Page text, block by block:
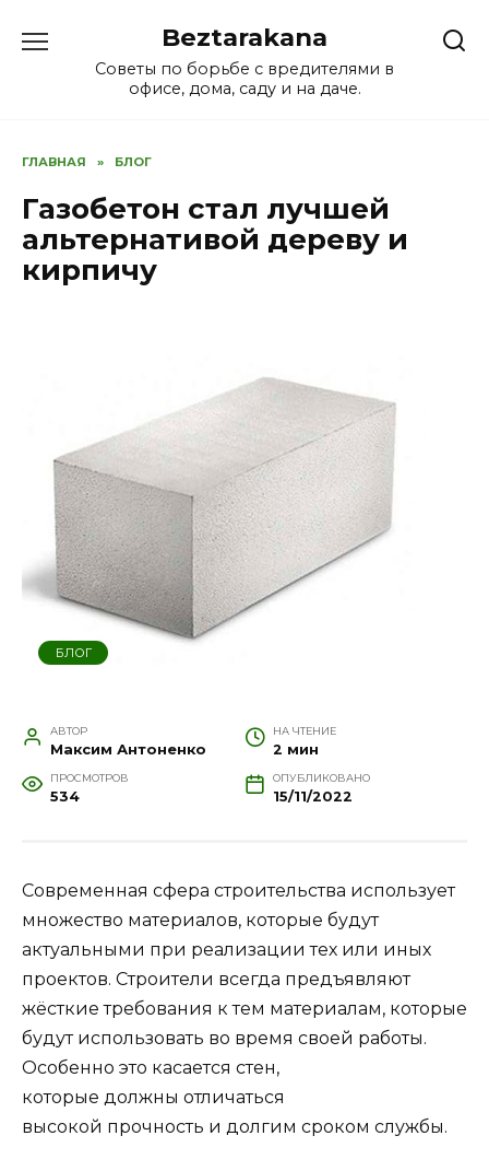
содержанию
Beztarakana
Советы по борьбе с вредителями в
офисе, дома, саду и на даче.
ГЛАВНАЯ » БЛОГ
Газобетон стал лучшей
альтернативой дереву и
кирпичу
БЛОГ
АВТОР
Максим Антоненко
НА ЧТЕНИЕ
2 мин
ПРОСМОТРОВ
534
ОПУБЛИКОВАНО
15/11/2022
Современная сфера строительства использует
множество материалов, которые будут
актуальными при реализации тех или иных
проектов. Строители всегда предъявляют
жёсткие требования к тем материалам, которые
будут использовать во время своей работы.
Особенно это касается стен,
которые должны отличаться
высокой прочность и долгим сроком службы.